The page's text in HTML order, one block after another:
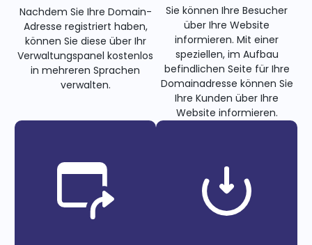
Nachdem Sie Ihre Domain-
Adresse registriert haben,
können Sie diese über Ihr
Verwaltungspanel kostenlos
in mehreren Sprachen
verwalten.
Sie können Ihre Besucher
über Ihre Website
informieren. Mit einer
speziellen, im Aufbau
befindlichen Seite für Ihre
Domainadresse können Sie
Ihre Kunden über Ihre
Website informieren.